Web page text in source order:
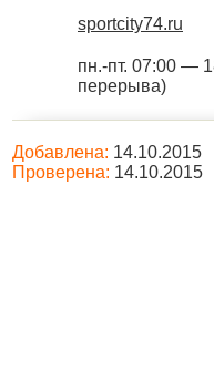
sportcity74.ru
пн.-пт. 07:00 —
перерыва)
Добавлена: 14.10.2015
Проверена: 14.10.2015